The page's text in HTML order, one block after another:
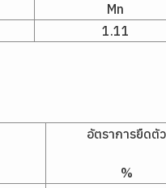
Mn
1.11
อัตราการยืดตัว
%